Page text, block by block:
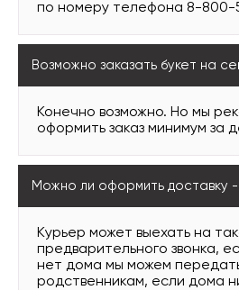
по номеру телефона 8-800-
Возможно заказать букет на
Конечно возможно. Но мы
оформить заказ минимум за
Можно ли оформить доставку
Курьер может выехать на
предварительного звонка,
нет дома мы можем
родственникам, если дома